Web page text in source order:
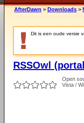
AfterDawn > Downloads >
Dit is een oude versie
RSSOwl
Open
Vista /